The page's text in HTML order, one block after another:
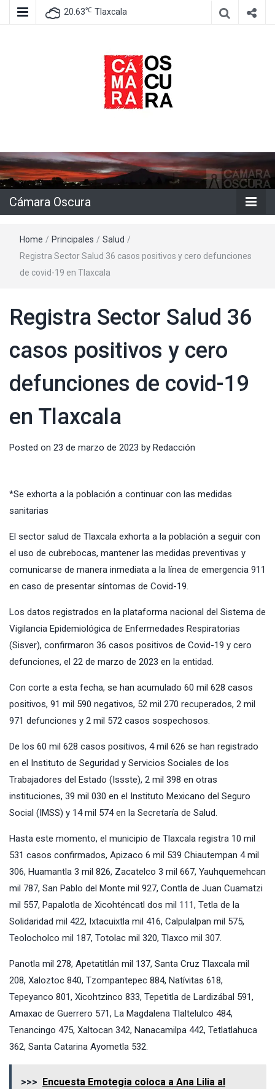
20.63℃ Tlaxcala
Cámara
Oscura
Cámara Oscura
Home / Principales / Salud /
Registra Sector Salud 36 casos positivos y cero defunciones
de covid-19 en Tlaxcala
Registra Sector Salud 36
casos positivos y cero
defunciones de covid-19
en Tlaxcala
Posted on 23 de marzo de 2023 by Redacción
*Se exhorta a la población a continuar con las medidas
sanitarias
El sector salud de Tlaxcala exhorta a la población a seguir con
el uso de cubrebocas, mantener las medidas preventivas y
comunicarse de manera inmediata a la línea de emergencia 911
en caso de presentar síntomas de Covid-19.
Los datos registrados en la plataforma nacional del Sistema de
Vigilancia Epidemiológica de Enfermedades Respiratorias
(Sisver), confirmaron 36 casos positivos de Covid-19 y cero
defunciones, el 22 de marzo de 2023 en la entidad.
Con corte a esta fecha, se han acumulado 60 mil 628 casos
positivos, 91 mil 590 negativos, 52 mil 270 recuperados, 2 mil
971 defunciones y 2 mil 572 casos sospechosos.
De los 60 mil 628 casos positivos, 4 mil 626 se han registrado
en el Instituto de Seguridad y Servicios Sociales de los
Trabajadores del Estado (Issste), 2 mil 398 en otras
instituciones, 39 mil 030 en el Instituto Mexicano del Seguro
Social (IMSS) y 14 mil 574 en la Secretaría de Salud.
Hasta este momento, el municipio de Tlaxcala registra 10 mil
531 casos confirmados, Apizaco 6 mil 539 Chiautempan 4 mil
306, Huamantla 3 mil 826, Zacatelco 3 mil 667, Yauhquemehcan
mil 787, San Pablo del Monte mil 927, Contla de Juan Cuamatzi
mil 557, Papalotla de Xicohténcatl dos mil 111, Tetla de la
Solidaridad mil 422, Ixtacuixtla mil 416, Calpulalpan mil 575,
Teolocholco mil 187, Totolac mil 320, Tlaxco mil 307.
Panotla mil 278, Apetatitlán mil 137, Santa Cruz Tlaxcala mil
208, Xaloztoc 840, Tzompantepec 884, Natívitas 618,
Tepeyanco 801, Xicohtzinco 833, Tepetitla de Lardizábal 591,
Amaxac de Guerrero 571, La Magdalena Tlaltelulco 484,
Tenancingo 475, Xaltocan 342, Nanacamilpa 442, Tetlatlahuca
362, Santa Catarina Ayometla 532.
>>>
Encuesta Emotegia coloca a Ana Lilia al